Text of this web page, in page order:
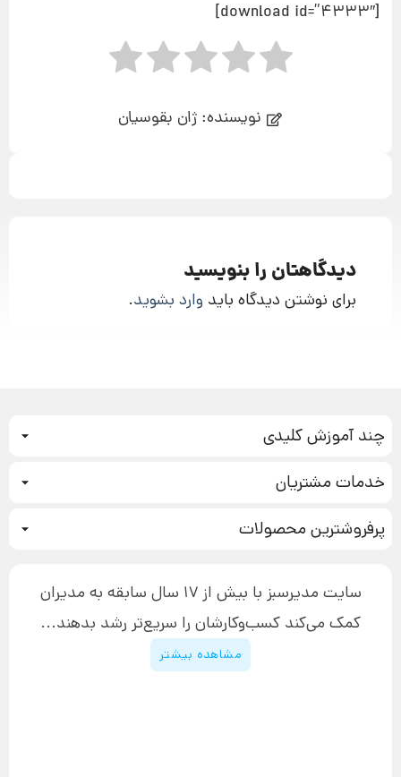
[download id=”4333″]
نویسنده: ژان بقوسیان
دیدگاهتان را بنویسید
برای نوشتن دیدگاه باید وارد بشوید.
چند آموزش کلیدی
بازاریابی عصبی
تبلیغ نویسی
افزایش عملکرد
چگونه کتاب بنویسیم
دوره اینستاگرام
خدمات مشتریان
آموزش دسترسی به دانلود فایل‌ها
پیگیری سفارش
پشتیبانی
قوانین و مقررات سایت
پرفروشترین محصولاتدوره جدید سیستم سازی
سایت مدیرسبز با بیش از 17 سال سابقه به مدیران
کمک می‌کند کسب‌و‌کارشان را سریع‌تر رشد بدهند...
مشاهده بیشتر